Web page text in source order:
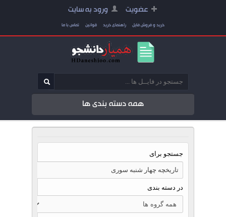
عضویت ورود به سایت
خرید و فروش فایل راهنمای خرید قوانین تماس با ما
همه دسته بندی ها
جستجو برای
در دسته بندی